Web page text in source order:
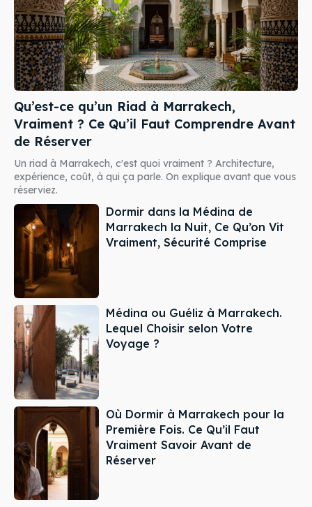
Qu’est-ce qu’un Riad à Marrakech,
Vraiment ? Ce Qu’il Faut Comprendre Avant
de Réserver
Un riad à Marrakech, c'est quoi vraiment ? Architecture,
expérience, coût, à qui ça parle. On explique avant que vous
réserviez.
Dormir dans la Médina de
Marrakech la Nuit, Ce Qu’on Vit
Vraiment, Sécurité Comprise
Médina ou Guéliz à Marrakech.
Lequel Choisir selon Votre
Voyage ?
Où Dormir à Marrakech pour la
Première Fois. Ce Qu’il Faut
Vraiment Savoir Avant de
Réserver